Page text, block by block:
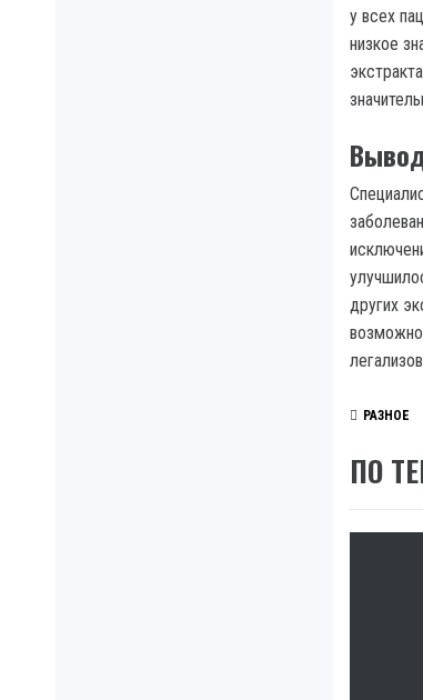
у всех
низкое
других
РАЗНОЕ
ПО